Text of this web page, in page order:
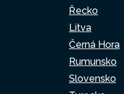
Řecko
Litva
Černá Hora
Rumunsko
Slovensko